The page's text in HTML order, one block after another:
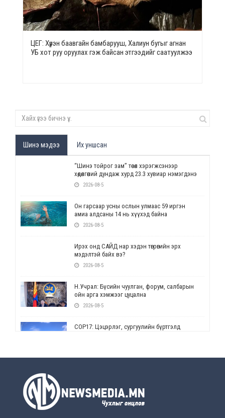
ЦЕГ: Хүрэн баавгайн бамбарууш, Халиун бугыг агнан
УБ хот руу оруулах гэж байсан этгээдийг саатуулжээ
Шинэ мэдээ Их уншсан
“Шинэ тойрог зам” төсөл хэрэгжсэнээр
хөдөлгөөний дундаж хурд 23.3 хувиар нэмэгдэнэ
2026-08-5
Он гарсаар усны ослын улмаас 59 иргэн
амиа алдсаны 14 нь хүүхэд байна
2026-08-5
Ирэх онд САЙД нар хэдэн төгрөгийн эрх
мэдэлтэй байх вэ?
2026-08-5
Н.Учрал: Бүсийн чуулган, форум, салбарын
ойн арга хэмжээг цуцална
2026-08-5
СОР17: Цэцэрлэг, сургуулийн бүртгэлд
2026-08-5